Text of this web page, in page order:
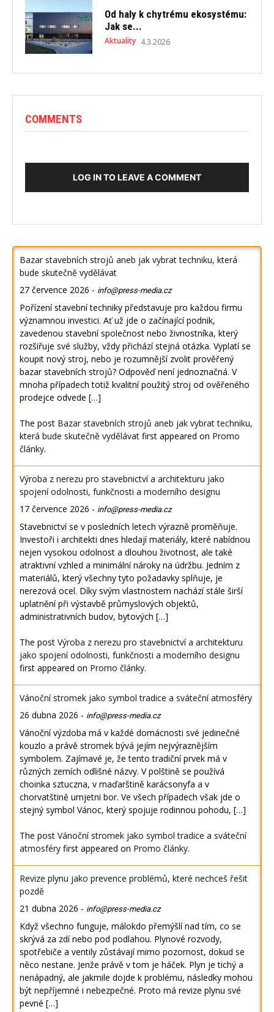
Od haly k chytrému ekosystému:
Jak se...
Aktuality 4.3.2026
COMMENTS
LOG IN TO LEAVE A COMMENT
Bazar stavebních strojů aneb jak vybrat techniku, která
bude skutečně vydělávat
27 července 2026 - info@press-media.cz
Pořízení stavební techniky představuje pro každou firmu
významnou investici. Ať už jde o začínající podnik,
zavedenou stavební společnost nebo živnostníka, který
rozšiřuje své služby, vždy přichází stejná otázka. Vyplatí se
koupit nový stroj, nebo je rozumnější zvolit prověřený
bazar stavebních strojů? Odpověď není jednoznačná. V
mnoha případech totiž kvalitní použitý stroj od ověřeného
prodejce odvede […]
The post Bazar stavebních strojů aneb jak vybrat techniku,
která bude skutečně vydělávat first appeared on Promo
články.
Výroba z nerezu pro stavebnictví a architekturu jako
spojení odolnosti, funkčnosti a moderního designu
17 července 2026 - info@press-media.cz
Stavebnictví se v posledních letech výrazně proměňuje.
Investoři i architekti dnes hledají materiály, které nabídnou
nejen vysokou odolnost a dlouhou životnost, ale také
atraktivní vzhled a minimální nároky na údržbu. Jedním z
materiálů, který všechny tyto požadavky splňuje, je
nerezová ocel. Díky svým vlastnostem nachází stále širší
uplatnění při výstavbě průmyslových objektů,
administrativních budov, bytových […]
The post Výroba z nerezu pro stavebnictví a architekturu
jako spojení odolnosti, funkčnosti a moderního designu
first appeared on Promo články.
Vánoční stromek jako symbol tradice a sváteční atmosféry
26 dubna 2026 - info@press-media.cz
Vánoční výzdoba má v každé domácnosti své jedinečné
kouzlo a právě stromek bývá jejím nejvýraznějším
symbolem. Zajímavé je, že tento tradiční prvek má v
různých zemích odlišné názvy. V polštině se používá
choinka sztuczna, v maďarštině karácsonyfa a v
chorvatštině umjetni bor. Ve všech případech však jde o
stejný symbol Vánoc, který spojuje rodinnou pohodu, […]
The post Vánoční stromek jako symbol tradice a sváteční
atmosféry first appeared on Promo články.
Revize plynu jako prevence problémů, které nechceš řešit
pozdě
21 dubna 2026 - info@press-media.cz
Když všechno funguje, málokdo přemýšlí nad tím, co se
skrývá za zdí nebo pod podlahou. Plynové rozvody,
spotřebiče a ventily zůstávají mimo pozornost, dokud se
něco nestane. Jenže právě v tom je háček. Plyn je tichý a
nenápadný, ale jakmile dojde k problému, následky mohou
být nepříjemné i nebezpečné. Proto má revize plynu své
pevné […]